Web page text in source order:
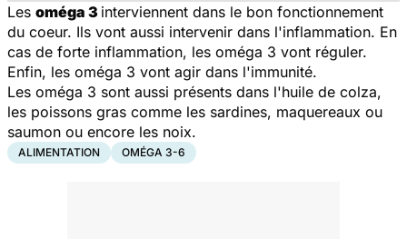
Les oméga 3 interviennent dans le bon fonctionnement
du coeur. Ils vont aussi intervenir dans l'inflammation. En
cas de forte inflammation, les oméga 3 vont réguler.
Enfin, les oméga 3 vont agir dans l'immunité.
Les oméga 3 sont aussi présents dans l'huile de colza,
les poissons gras comme les sardines, maquereaux ou
saumon ou encore les noix.
ALIMENTATION OMÉGA 3-6